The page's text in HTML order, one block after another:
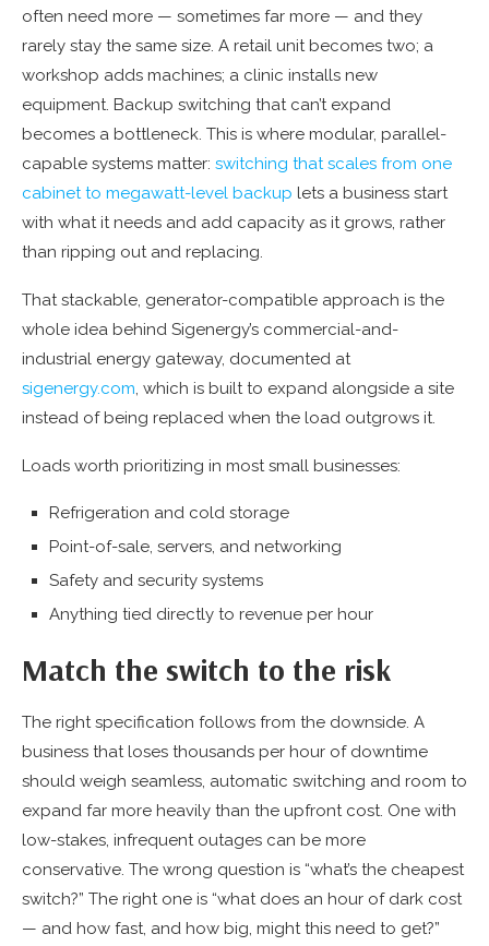
often need more — sometimes far more — and they
rarely stay the same size. A retail unit becomes two; a
workshop adds machines; a clinic installs new
equipment. Backup switching that can’t expand
becomes a bottleneck. This is where modular, parallel-
capable systems matter: switching that scales from one
cabinet to megawatt-level backup lets a business start
with what it needs and add capacity as it grows, rather
than ripping out and replacing.
That stackable, generator-compatible approach is the
whole idea behind Sigenergy’s commercial-and-
industrial energy gateway, documented at
sigenergy.com, which is built to expand alongside a site
instead of being replaced when the load outgrows it.
Loads worth prioritizing in most small businesses:
Refrigeration and cold storage
Point-of-sale, servers, and networking
Safety and security systems
Anything tied directly to revenue per hour
Match the switch to the risk
The right specification follows from the downside. A
business that loses thousands per hour of downtime
should weigh seamless, automatic switching and room to
expand far more heavily than the upfront cost. One with
low-stakes, infrequent outages can be more
conservative. The wrong question is “what’s the cheapest
switch?” The right one is “what does an hour of dark cost
— and how fast, and how big, might this need to get?”